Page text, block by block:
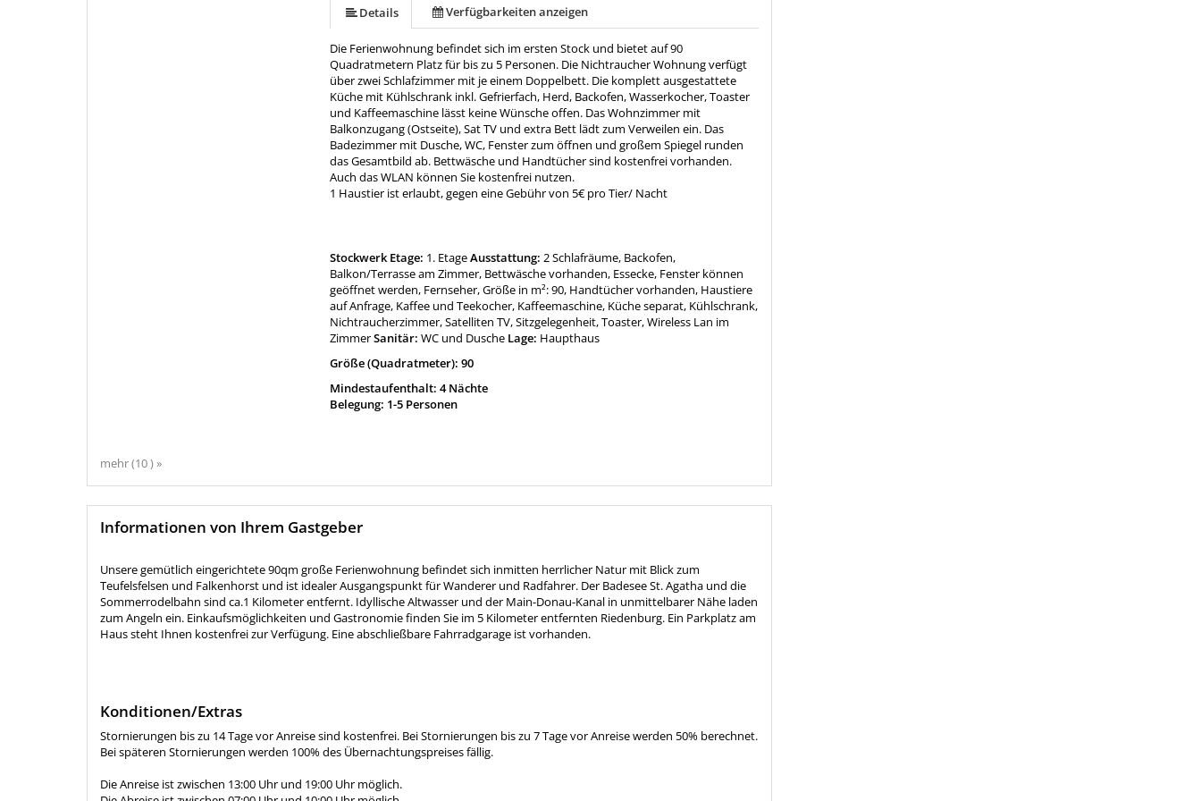
mehr (10 ) »
Details Verfügbarkeiten anzeigen
Die Ferienwohnung befindet sich im ersten Stock und bietet auf 90
Quadratmetern Platz für bis zu 5 Personen. Die Nichtraucher Wohnung verfügt
über zwei Schlafzimmer mit je einem Doppelbett. Die komplett ausgestattete
Küche mit Kühlschrank inkl. Gefrierfach, Herd, Backofen, Wasserkocher, Toaster
und Kaffeemaschine lässt keine Wünsche offen. Das Wohnzimmer mit
Balkonzugang (Ostseite), Sat TV und extra Bett lädt zum Verweilen ein. Das
Badezimmer mit Dusche, WC, Fenster zum öffnen und großem Spiegel runden
das Gesamtbild ab. Bettwäsche und Handtücher sind kostenfrei vorhanden.
Auch das WLAN können Sie kostenfrei nutzen.
1 Haustier ist erlaubt, gegen eine Gebühr von 5€ pro Tier/ Nacht
Stockwerk Etage: 1. EtageAusstattung:2 Schlafräume, Backofen,
Balkon/Terrasse am Zimmer, Bettwäsche vorhanden, Essecke, Fenster können
geöffnet werden, Fernseher, Größe in m²: 90, Handtücher vorhanden, Haustiere
auf Anfrage, Kaffee und Teekocher, Kaffeemaschine, Küche separat, Kühlschrank,
Nichtraucherzimmer, Satelliten TV, Sitzgelegenheit, Toaster, Wireless Lan im
ZimmerSanitär:WC und Dusche Lage: Haupthaus
Größe (Quadratmeter): 90
Mindestaufenthalt: 4 Nächte
Belegung: 1-5 Personen
Informationen von Ihrem Gastgeber
Unsere gemütlich eingerichtete 90qm große Ferienwohnung befindet sich inmitten herrlicher Natur mit Blick zum
Teufelsfelsen und Falkenhorst und ist idealer Ausgangspunkt für Wanderer und Radfahrer. Der Badesee St. Agatha und die
Sommerrodelbahn sind ca.1 Kilometer entfernt. Idyllische Altwasser und der Main-Donau-Kanal in unmittelbarer Nähe laden
zum Angeln ein. Einkaufsmöglichkeiten und Gastronomie finden Sie im 5 Kilometer entfernten Riedenburg. Ein Parkplatz am
Haus steht Ihnen kostenfrei zur Verfügung. Eine abschließbare Fahrradgarage ist vorhanden.
Konditionen/Extras
Stornierungen bis zu 14 Tage vor Anreise sind kostenfrei. Bei Stornierungen bis zu 7 Tage vor Anreise werden 50% berechnet.
Bei späteren Stornierungen werden 100% des Übernachtungspreises fällig.
Die Anreise ist zwischen 13:00 Uhr und 19:00 Uhr möglich.